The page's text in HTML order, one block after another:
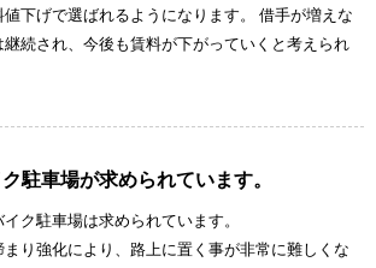
下げで選ばれるようになります。 借手が増えな
続され、今後も賃料が下がっていくと考えられ
駐車場が求められています。
ク駐車場は求められています。
まり強化により、路上に置く事が非常に難しくな